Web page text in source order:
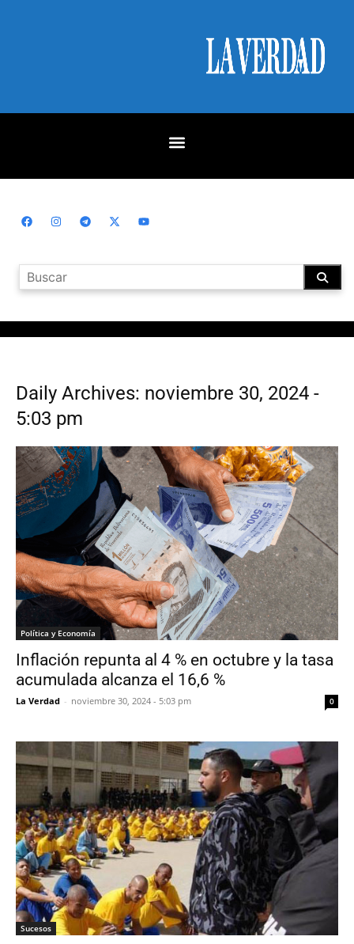
Daily Archives: noviembre 30, 2024 -
5:03 pm
Política y Economía
Inflación repunta al 4 % en octubre y la tasa
acumulada alcanza el 16,6 %
La Verdad - noviembre 30, 2024 - 5:03 pm 0
Sucesos